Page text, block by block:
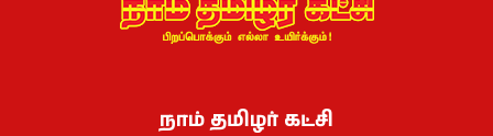
நாம் தமிழர் கட்சி